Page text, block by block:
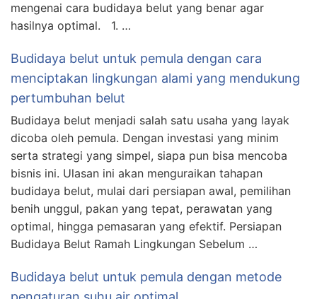
mengenai cara budidaya belut yang benar agar
hasilnya optimal. 1. …
Budidaya belut untuk pemula dengan cara
menciptakan lingkungan alami yang mendukung
pertumbuhan belut
Budidaya belut menjadi salah satu usaha yang layak
dicoba oleh pemula. Dengan investasi yang minim
serta strategi yang simpel, siapa pun bisa mencoba
bisnis ini. Ulasan ini akan menguraikan tahapan
budidaya belut, mulai dari persiapan awal, pemilihan
benih unggul, pakan yang tepat, perawatan yang
optimal, hingga pemasaran yang efektif. Persiapan
Budidaya Belut Ramah Lingkungan Sebelum …
Budidaya belut untuk pemula dengan metode